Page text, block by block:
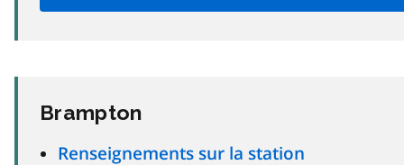
Brampton
Renseignements sur la station